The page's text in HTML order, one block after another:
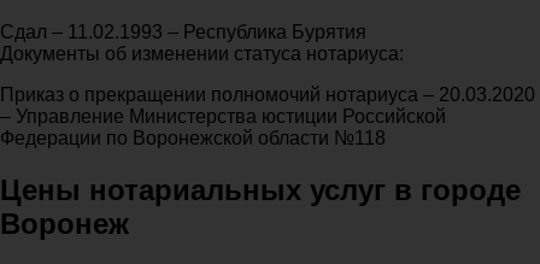
Сдал – 11.02.1993 – Республика Бурятия
Документы об изменении статуса нотариуса:
Приказ о прекращении полномочий нотариуса – 20.03.2020
– Управление Министерства юстиции Российской
Федерации по Воронежской области №118
Цены нотариальных услуг в городе
Воронеж